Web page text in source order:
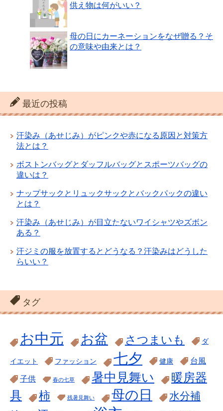
供え物は何がいい？
母の日にカーネーションをなぜ贈る？そ
の意味や由来とは？
最近の投稿
汗染み（あせじみ）がピンクや赤になる原因と対策方
法とは？
ボストンバッグとダッフルバッグとスポーツバッグの
違いは？
ナップサックとリュックサックとバックパックの違い
とは？
汗染み（あせじみ）が目立たないワイシャツやズボン
ある？
汗ジミの服を放置するとどうなる？汗染みはどうした
らいい？
タグ
お中元 お盆 さつまいも ダ
イエット ファッション 七夕 健康
台風
子供
春の七草 暑中見舞い
暖房器
具
柿 残暑見舞い 母の日
水分補